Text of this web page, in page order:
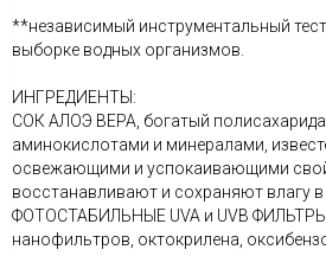
**независимый инструментальный
выборке водных организмов.
ИНГРЕДИЕНТЫ:
СОК АЛОЭ ВЕРА, богатый
аминокислотами и минералами,
освежающими и успокаивающими
восстанавливают и сохраняют влагу в
ФОТОСТАБИЛЬНЫЕ UVA и UVB
нанофильтров, октокрилена,